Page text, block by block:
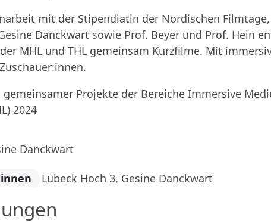
mit der Stipendiatin der Nordischen
Danckwart sowie Prof. Beyer und Prof. Hein
MHL und THL gemeinsam Kurzfilme. Mit
Projekte der Bereiche Immersive
2024
Danckwart
Lübeck Hoch 3, Gesine Danckwart